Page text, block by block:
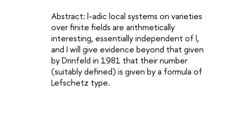
Abstract: l-adic local systems on varieties
over finite fields are arithmetically
interesting, essentially independent of l,
and I will give evidence beyond that given
by Drinfeld in 1981 that their number
(suitably defined) is given by a formula of
Lefschetz type.